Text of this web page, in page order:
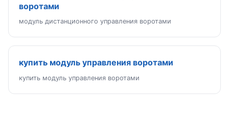
воротами
модуль дистанционного управления воротами
купить модуль управления воротами
купить модуль управления воротами